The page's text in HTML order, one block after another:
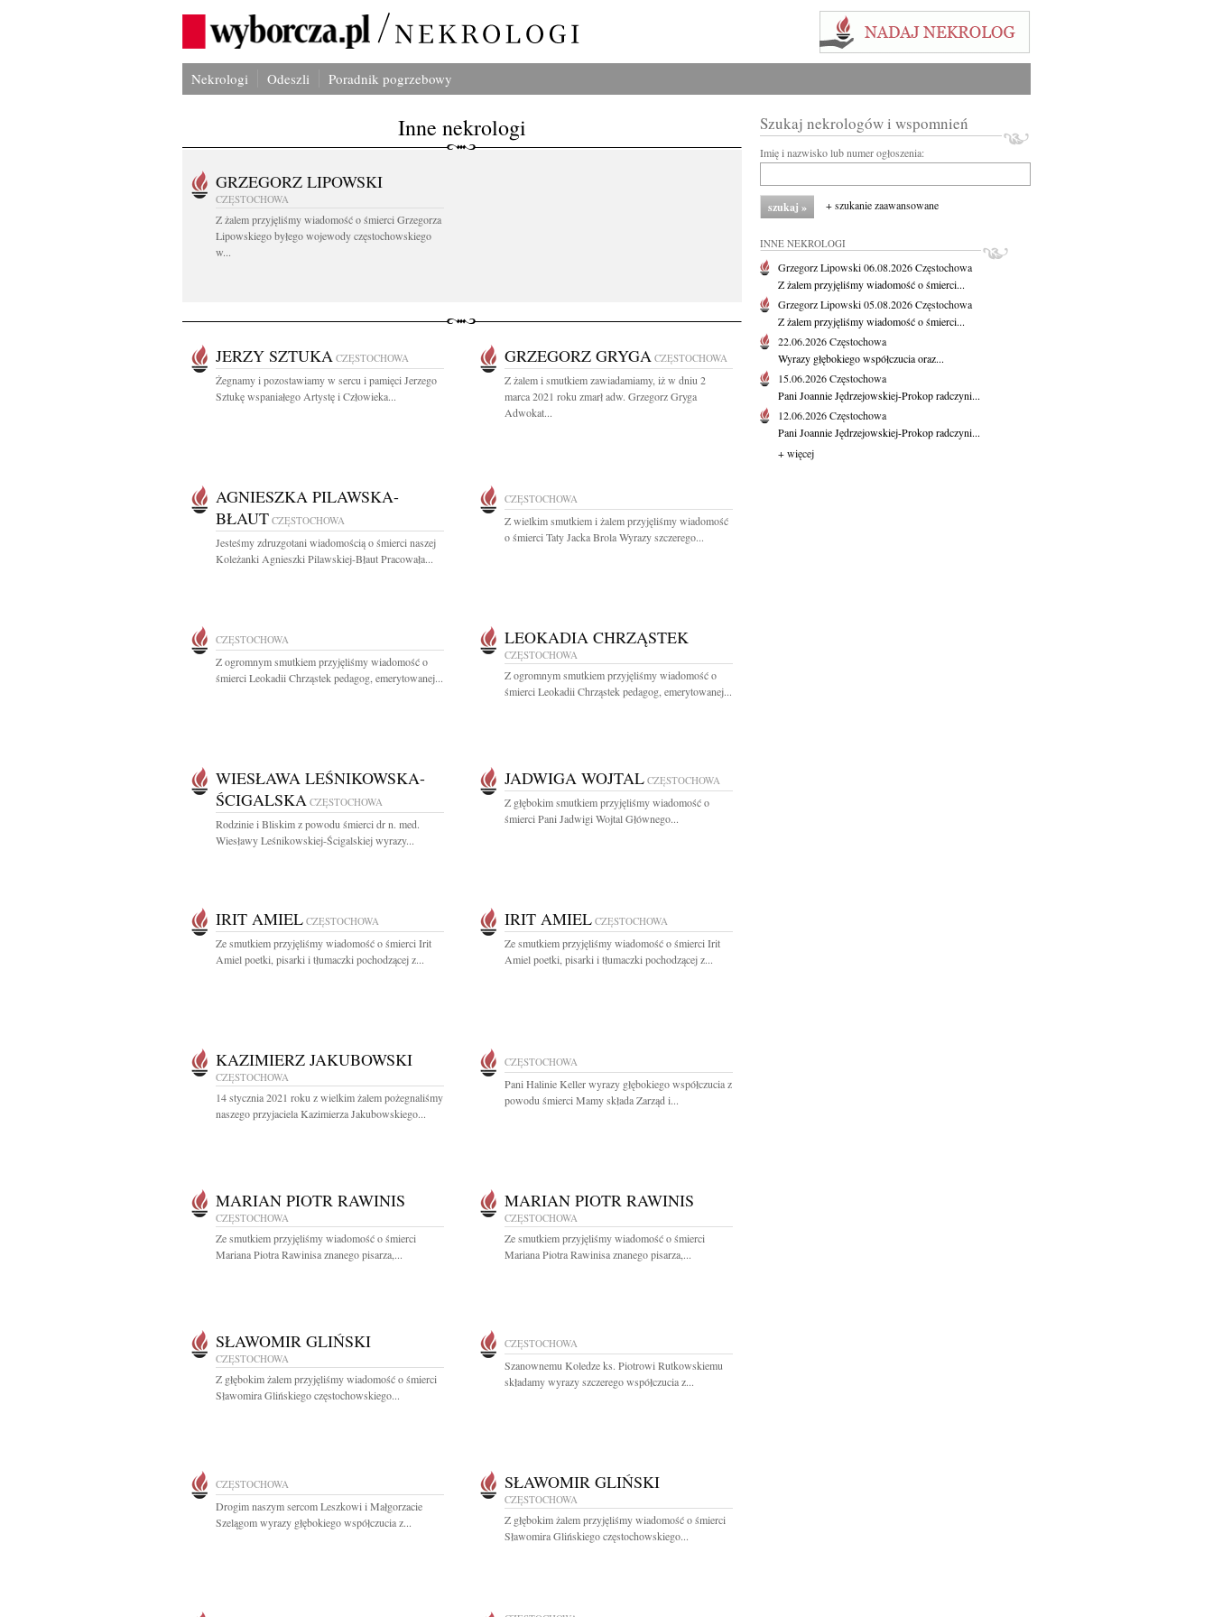
Nekrologi Odeszli Poradnik pogrzebowy
Inne nekrologi
GRZEGORZ LIPOWSKI
CZĘSTOCHOWA
Z żalem przyjęliśmy wiadomość o śmierci Grzegorza
Lipowskiego byłego wojewody częstochowskiego
w...
JERZY SZTUKA CZĘSTOCHOWA
Żegnamy i pozostawiamy w sercu i pamięci Jerzego
Sztukę wspaniałego Artystę i Człowieka...
GRZEGORZ GRYGA CZĘSTOCHOWA
Z żalem i smutkiem zawiadamiamy, iż w dniu 2
marca 2021 roku zmarł adw. Grzegorz Gryga
Adwokat...
AGNIESZKA PILAWSKA-
BŁAUT CZĘSTOCHOWA
Jesteśmy zdruzgotani wiadomością o śmierci naszej
Koleżanki Agnieszki Pilawskiej-Błaut Pracowała...
CZĘSTOCHOWA
Z wielkim smutkiem i żalem przyjęliśmy wiadomość
o śmierci Taty Jacka Brola Wyrazy szczerego...
CZĘSTOCHOWA
Z ogromnym smutkiem przyjęliśmy wiadomość o
śmierci Leokadii Chrząstek pedagog, emerytowanej...
LEOKADIA CHRZĄSTEK
CZĘSTOCHOWA
Z ogromnym smutkiem przyjęliśmy wiadomość o
śmierci Leokadii Chrząstek pedagog, emerytowanej...
WIESŁAWA LEŚNIKOWSKA-
ŚCIGALSKA CZĘSTOCHOWA
Rodzinie i Bliskim z powodu śmierci dr n. med.
Wiesławy Leśnikowskiej-Ścigalskiej wyrazy...
JADWIGA WOJTAL CZĘSTOCHOWA
Z głębokim smutkiem przyjęliśmy wiadomość o
śmierci Pani Jadwigi Wojtal Głównego...
IRIT AMIEL CZĘSTOCHOWA
Ze smutkiem przyjęliśmy wiadomość o śmierci Irit
Amiel poetki, pisarki i tłumaczki pochodzącej z...
IRIT AMIEL CZĘSTOCHOWA
Ze smutkiem przyjęliśmy wiadomość o śmierci Irit
Amiel poetki, pisarki i tłumaczki pochodzącej z...
KAZIMIERZ JAKUBOWSKI
CZĘSTOCHOWA
14 stycznia 2021 roku z wielkim żalem pożegnaliśmy
naszego przyjaciela Kazimierza Jakubowskiego...
CZĘSTOCHOWA
Pani Halinie Keller wyrazy głębokiego współczucia z
powodu śmierci Mamy składa Zarząd i...
MARIAN PIOTR RAWINIS
CZĘSTOCHOWA
Ze smutkiem przyjęliśmy wiadomość o śmierci
Mariana Piotra Rawinisa znanego pisarza,...
MARIAN PIOTR RAWINIS
CZĘSTOCHOWA
Ze smutkiem przyjęliśmy wiadomość o śmierci
Mariana Piotra Rawinisa znanego pisarza,...
SŁAWOMIR GLIŃSKI
CZĘSTOCHOWA
Z głębokim żalem przyjęliśmy wiadomość o śmierci
Sławomira Glińskiego częstochowskiego...
CZĘSTOCHOWA
Szanownemu Koledze ks. Piotrowi Rutkowskiemu
składamy wyrazy szczerego współczucia z...
CZĘSTOCHOWA
Drogim naszym sercom Leszkowi i Małgorzacie
Szelągom wyrazy głębokiego współczucia z...
SŁAWOMIR GLIŃSKI
CZĘSTOCHOWA
Z głębokim żalem przyjęliśmy wiadomość o śmierci
Sławomira Glińskiego częstochowskiego...
Szukaj nekrologów i wspomnień
Imię i nazwisko lub numer ogłoszenia:
+ szukanie zaawansowane
INNE NEKROLOGI
Grzegorz Lipowski06.08.2026Częstochowa
Z żalem przyjęliśmy wiadomość o śmierci...
Grzegorz Lipowski05.08.2026Częstochowa
Z żalem przyjęliśmy wiadomość o śmierci...
22.06.2026Częstochowa
Wyrazy głębokiego współczucia oraz...
15.06.2026Częstochowa
Pani Joannie Jędrzejowskiej-Prokop radczyni...
12.06.2026Częstochowa
Pani Joannie Jędrzejowskiej-Prokop radczyni...
+ więcej